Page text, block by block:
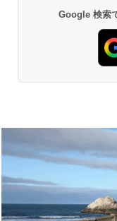
Google 検索